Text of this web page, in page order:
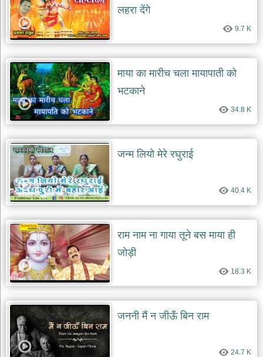
बावा
लाल
दयाल
भजन
bawa
lal
dayal
bhajans
शनि
देव
shani
dev
bhajans
आज
का
भजन
of
the
day
भजन
जोड़ें
add
bhajans
लहरा देंगे
9.7 K
माया का मारीच चला मायापाती को
भटकाने
34.8 K
जन्म लियो मेरे रघुराई
40.4 K
राम नाम ना गाया तूने बस माया ही
जोड़ी
18.3 K
जननी मैं न जीऊँ बिन राम
24.7 K